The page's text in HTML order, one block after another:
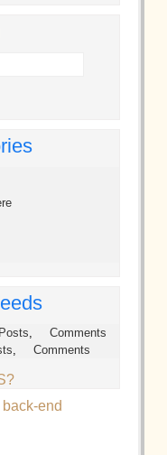
Posts,
Comments
, Comments